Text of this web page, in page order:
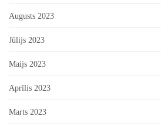
Augusts 2023
Jūlijs 2023
Maijs 2023
Aprīlis 2023
Marts 2023